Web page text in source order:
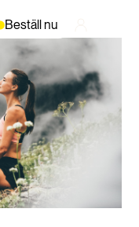
Beställ nu